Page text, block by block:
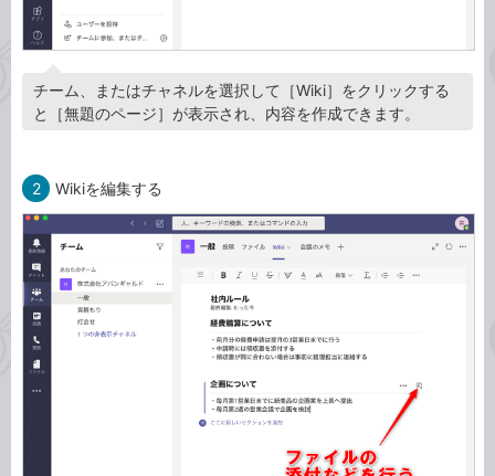
チーム、またはチャネルを選択して［Wiki］をクリックする
と［無題のページ］が表示され、内容を作成できます。
2 Wikiを編集する